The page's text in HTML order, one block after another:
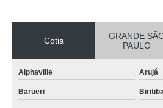
Cotia
GRANDE
PAULO
Alphaville Arujá
Barueri